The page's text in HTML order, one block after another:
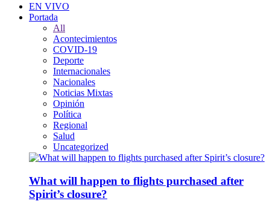
EN VIVO
Portada
All
Acontecimientos
COVID-19
Deporte
Internacionales
Nacionales
Noticias Mixtas
Opinión
Política
Regional
Salud
Uncategorized
What will happen to flights purchased after
Spirit’s closure?